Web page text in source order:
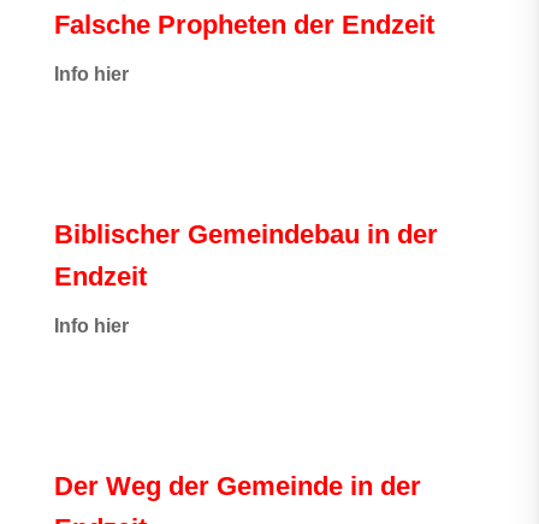
Falsche Propheten der Endzeit
nfo hier
Biblischer Gemeindebau in der
Endzeit
Info hier
Der Weg der Gemeinde in der